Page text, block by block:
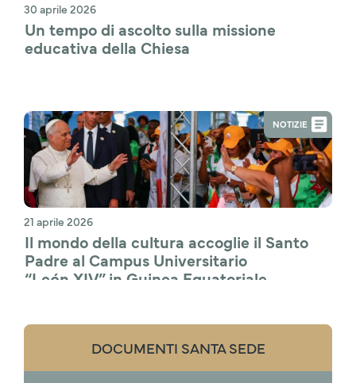
30 aprile 2026
Un tempo di ascolto sulla missione
educativa della Chiesa
NOTIZIE
21 aprile 2026
Il mondo della cultura accoglie il Santo
Padre al Campus Universitario
“León XIV” in Guinea Equatoriale
DOCUMENTI SANTA SEDE